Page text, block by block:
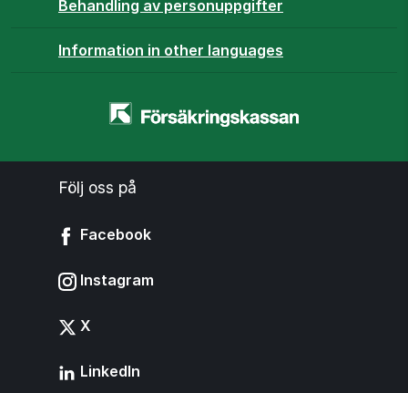
Behandling av personuppgifter
Information in other languages
Startsidan
Följ oss på
Facebook
Instagram
X
LinkedIn